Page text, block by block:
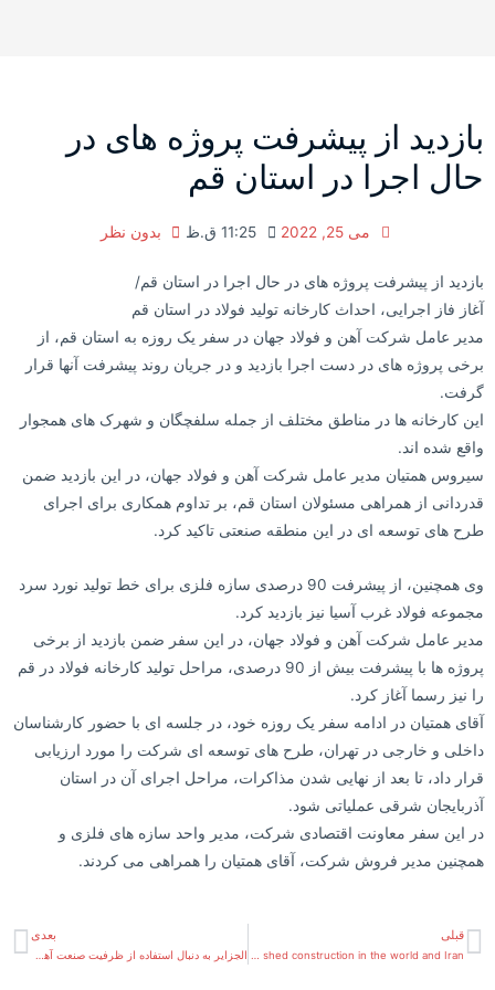
بازدید از پیشرفت پروژه های در
حال اجرا در استان قم
می 25, 2022 11:25 ق.ظ بدون نظر
بازدید از پیشرفت پروژه های در حال اجرا در استان قم/
آغاز فاز اجرایی، احداث کارخانه تولید فولاد در استان قم
مدیر عامل شرکت آهن و فولاد جهان در سفر یک روزه به استان قم، از
برخی پروژه های در دست اجرا بازدید و در جریان روند پیشرفت آنها قرار
گرفت.
این کارخانه ها در مناطق مختلف از جمله سلفچگان و شهرک های همجوار
واقع شده اند.
سیروس همتیان مدیر عامل شرکت آهن و فولاد جهان، در این بازدید ضمن
قدردانی از همراهی مسئولان استان قم، بر تداوم همکاری برای اجرای
طرح های توسعه ای در این منطقه صنعتی تاکید کرد.
وی همچنین، از پیشرفت 90 درصدی سازه فلزی برای خط تولید نورد سرد
مجموعه فولاد غرب آسیا نیز بازدید کرد.
مدیر عامل شرکت آهن و فولاد جهان، در این سفر ضمن بازدید از برخی
پروژه ها با پیشرفت بیش از 90 درصدی، مراحل تولید کارخانه فولاد در قم
را نیز رسما آغاز کرد.
آقای همتیان در ادامه سفر یک روزه خود، در جلسه ای با حضور کارشناسان
داخلی و خارجی در تهران، طرح های توسعه ای شرکت را مورد ارزیابی
قرار داد، تا بعد از نهایی شدن مذاکرات، مراحل اجرای آن در استان
آذربایجان شرقی عملیاتی شود.
در این سفر معاونت اقتصادی شرکت، مدیر واحد سازه های فلزی و
همچنین مدیر فروش شرکت، آقای همتیان را همراهی می کردند.
قبلی بعدی